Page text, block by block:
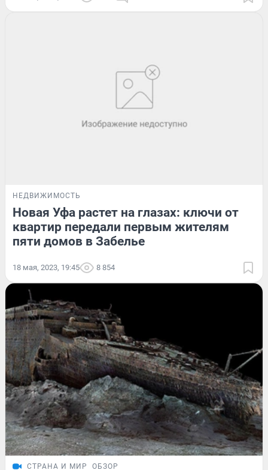
НЕДВИЖИМОСТЬ
Новая Уфа растет на глазах: ключи от
квартир передали первым жителям
пяти домов в Забелье
18 мая, 2023, 19:45 8 854
СТРАНА И МИР ОБЗОР